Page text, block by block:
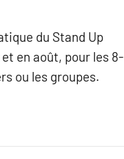
du Stand Up
en août, pour les 8-
ou les groupes.